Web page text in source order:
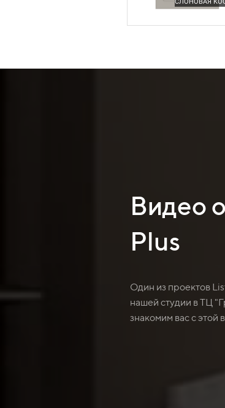
Видео
Plus
Один из проектов
нашей студии в ТЦ
знакомим вас с